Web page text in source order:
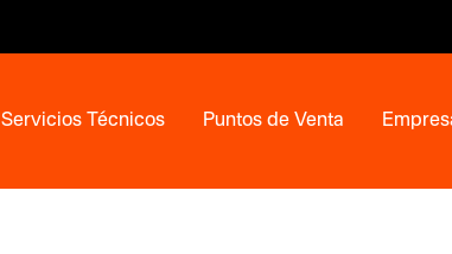
Servicios Técnicos Puntos de Venta